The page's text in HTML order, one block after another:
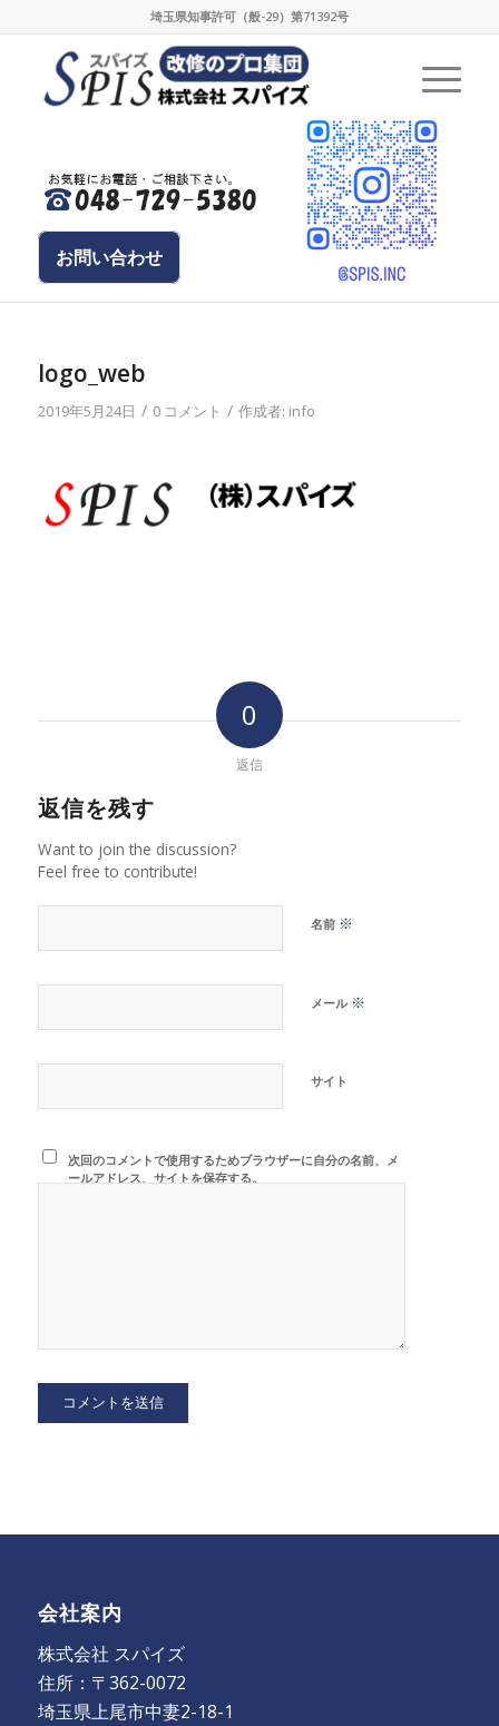
埼玉県知事許可（般-29）第71392号
お問い合わせ
logo_web
2019年5月24日 / 0 コメント / 作成者: info
0
返信
返信を残す
Want to join the discussion?
Feel free to contribute!
名前 ※
メール ※
サイト
次回のコメントで使用するためブラウザーに自分の名前、メ
ールアドレス、サイトを保存する。
会社案内
株式会社 スパイズ
住所：〒362-0072
埼玉県上尾市中妻2-18-1